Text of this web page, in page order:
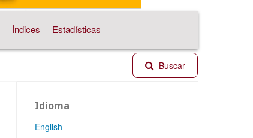
Índices Estadísticas
Buscar
Idioma
English